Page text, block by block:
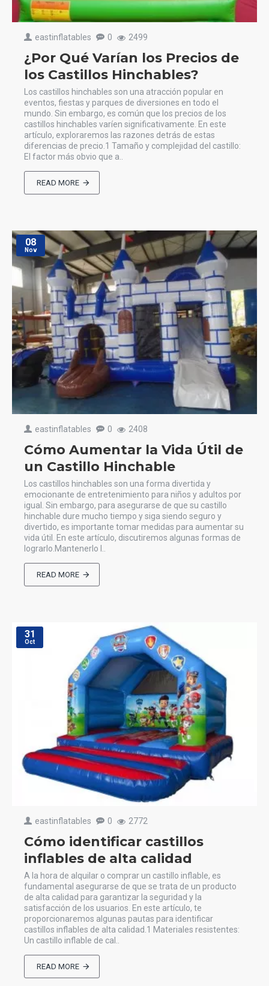
eastinflatables 0 2499
¿Por Qué Varían los Precios de
los Castillos Hinchables?
Los castillos hinchables son una atracción popular en
eventos, fiestas y parques de diversiones en todo el
mundo. Sin embargo, es común que los precios de los
castillos hinchables varíen significativamente. En este
artículo, exploraremos las razones detrás de estas
diferencias de precio.1 Tamaño y complejidad del castillo:
El factor más obvio que a..
READ MORE
08
Nov
eastinflatables 0 2408
Cómo Aumentar la Vida Útil de
un Castillo Hinchable
Los castillos hinchables son una forma divertida y
emocionante de entretenimiento para niños y adultos por
igual. Sin embargo, para asegurarse de que su castillo
hinchable dure mucho tiempo y siga siendo seguro y
divertido, es importante tomar medidas para aumentar su
vida útil. En este artículo, discutiremos algunas formas de
lograrlo.Mantenerlo l..
READ MORE
31
Oct
eastinflatables 0 2772
Cómo identificar castillos
inflables de alta calidad
A la hora de alquilar o comprar un castillo inflable, es
fundamental asegurarse de que se trata de un producto
de alta calidad para garantizar la seguridad y la
satisfacción de los usuarios. En este artículo, te
proporcionaremos algunas pautas para identificar
castillos inflables de alta calidad.1 Materiales resistentes:
Un castillo inflable de cal..
READ MORE